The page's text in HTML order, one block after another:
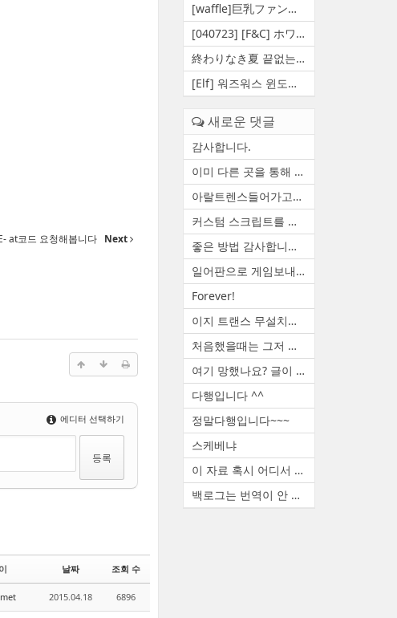
at코드 요청해봅니다 Next
에디터 선택하기
날짜 조회 수
2015.04.18 6896
[waffle]巨乳ファンタジー5 王...
[040723] [F&C] ホワイト...
終わりなき夏 끝없는여름 영원...
[Elf] 워즈워스 윈도우 10 대...
새로운 댓글
감사합니다.
이미 다른 곳을 통해 자료 백...
아랄트렌스들어가고요 함수하...
커스텀 스크립트를 정상적으로...
좋은 방법 감사합니다. 한번 ...
일어판으로 게임보내줄수있습니다
Forever!
이지 트랜스 무설치판 꿀도르 ...
처음했을때는 그저 신기했죠. ...
여기 망했나요? 글이 없네요
다행입니다 ^^
정말다행입니다~~~
스케베냐
이 자료 혹시 어디서 구하셨나...
백로그는 번역이 안 됩니다. ...